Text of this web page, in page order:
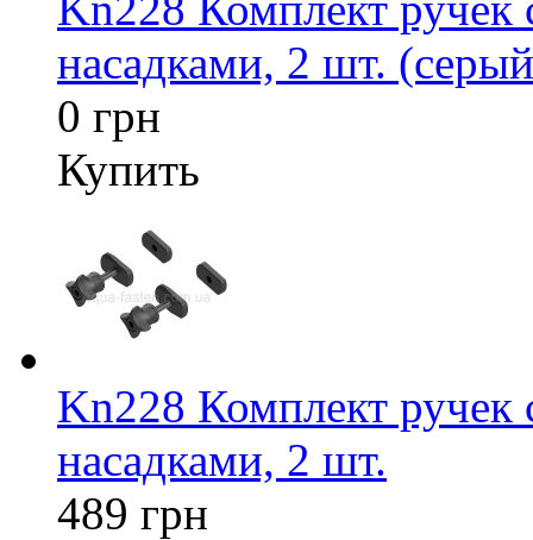
насадками, 2 шт.
0 грн
Купить
Kn228 Комплект
насадками, 2 шт.
489 грн